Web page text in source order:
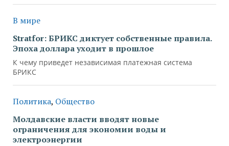
В мире
Stratfor: БРИКС диктует собственные правила.
Эпоха доллара уходит в прошлое
К чему приведет независимая платежная система
БРИКС
Политика, Общество
Молдавские власти вводят новые
ограничения для экономии воды и
электроэнергии